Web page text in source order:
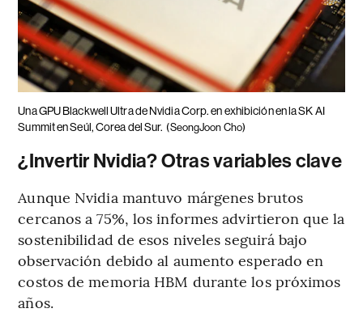
Una GPU Blackwell Ultra de Nvidia Corp. en exhibición en la SK AI
Summit en Seúl, Corea del Sur. (SeongJoon Cho)
¿Invertir Nvidia? Otras variables clave
Aunque Nvidia mantuvo márgenes brutos
cercanos a 75%, los informes advirtieron que la
sostenibilidad de esos niveles seguirá bajo
observación debido al aumento esperado en
costos de memoria HBM durante los próximos
años.